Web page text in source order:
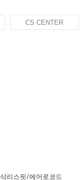
CS CENTER
리스핏/에어로코드